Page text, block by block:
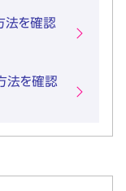
法を確認
法を確認